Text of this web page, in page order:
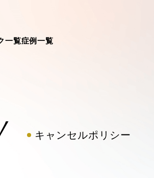
一覧症例一覧
キャンセルポリシー